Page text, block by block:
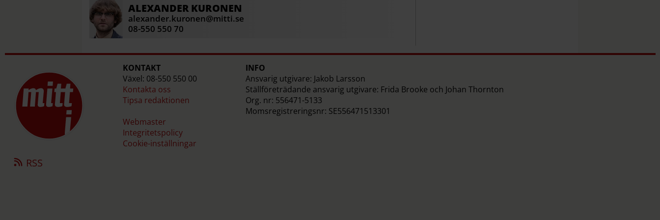
ALEXANDERKURONEN
alexander.kuronen@mitti.se
08-550 550 70
KONTAKT
Växel: 08-550 550 00
Kontakta oss
Tipsa redaktionen
Webmaster
Integritetspolicy
Cookie-inställningar
INFO
Ansvarig utgivare: Jakob Larsson
Ställföreträdande ansvarig utgivare: Frida Brooke och Johan Thornton
Org. nr: 556471-5133
Momsregistreringsnr: SE556471513301
RSS